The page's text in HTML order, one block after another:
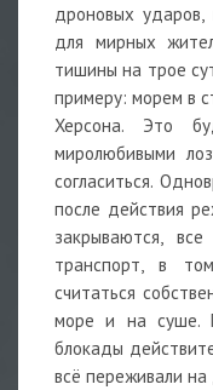
дроновых
для мирных
тишины на трое
примеру: морем в
Херсона. Это
миролюбивыми
согласиться.
после действия
закрываются,
транспорт, в
считаться
море и на суше.
блокады
всё переживали